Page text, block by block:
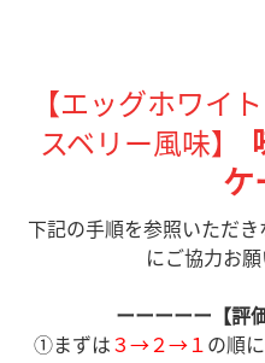
【エッグホワイ
スベリー風味】
ケ
下記の手順を参照いただ
にご協力お願
ーーーーー【評
①まずは３→２→１の順に